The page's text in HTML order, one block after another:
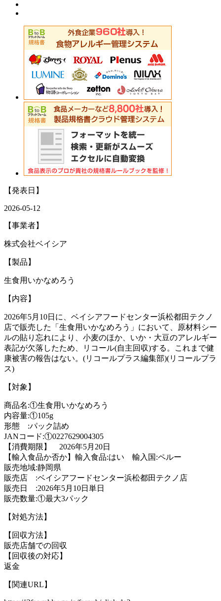
【発表日】
2026-05-12
【事業者】
株式会社ベイシア
【製品】
生食用いかなめろう
【内容】
2026年5月10日に、ベイシアフードセンター浜松都田テクノ
店で販売した「生食用いかなめろう」において、原材料シー
ルの貼り忘れにより、小麦のほか、いか・大豆のアレルギー
表記が欠落したため、リコール(自主回収)する。これまで健
康被害の報告はない。(リコールプラス編集部)(リコールプラ
ス)
【対象】
商品名:①生食用いかなめろう
内容量:①105g
形態 :パック詰め
JANコード:①0227629004305
【消費期限】 2026年5月20日
【輸入食品か否か】輸入食品:はい 輸入国:ペルー
販売地域:静岡県
販売店 :ベイシアフードセンター浜松都田テクノ店
販売日 :2026年5月10日単日
販売数量:①最大3パック
【対処方法】
【回収方法】
販売店舗での回収
【回収後の対応】
返金
【関連URL】